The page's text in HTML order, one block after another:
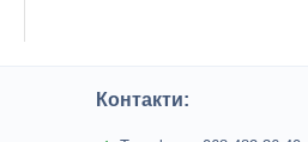
Контакти: